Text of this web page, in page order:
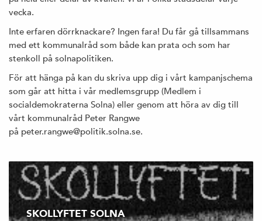
vecka.
Inte erfaren dörrknackare? Ingen fara! Du får gå tillsammans
med ett kommunalråd som både kan prata och som har
stenkoll på solnapolitiken.
För att hänga på kan du skriva upp dig i vårt kampanjschema
som går att hitta i vår medlemsgrupp (Medlem i
socialdemokraterna Solna) eller genom att höra av dig till
vårt kommunalråd Peter Rangwe
på peter.rangwe@politik.solna.se.
SKOLLYFTET SOLNA